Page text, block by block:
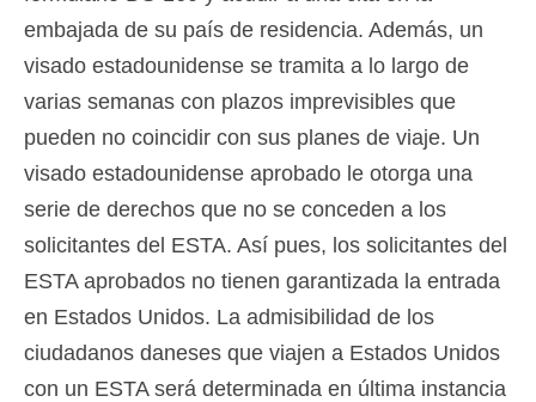
embajada de su país de residencia. Además, un
visado estadounidense se tramita a lo largo de
varias semanas con plazos imprevisibles que
pueden no coincidir con sus planes de viaje. Un
visado estadounidense aprobado le otorga una
serie de derechos que no se conceden a los
solicitantes del ESTA. Así pues, los solicitantes del
ESTA aprobados no tienen garantizada la entrada
en Estados Unidos. La admisibilidad de los
ciudadanos daneses que viajen a Estados Unidos
con un ESTA será determinada en última instancia